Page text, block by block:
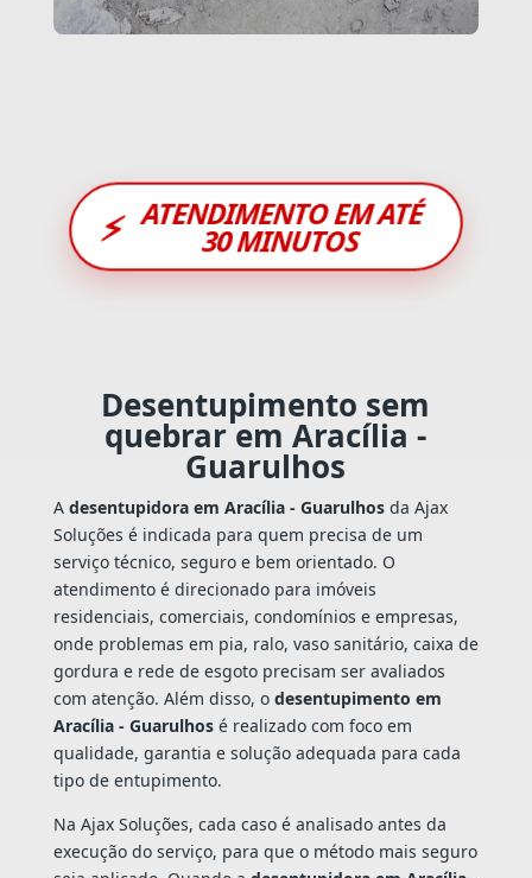
⚡ ATENDIMENTO EM ATÉ
30 MINUTOS
Desentupimento sem
quebrar em Aracília -
Guarulhos
A desentupidora em Aracília - Guarulhosda Ajax
Soluções é indicada para quem precisa de um
serviço técnico, seguro e bem orientado. O
atendimento é direcionado para imóveis
residenciais, comerciais, condomínios e empresas,
onde problemas em pia, ralo, vaso sanitário, caixa de
gordura e rede de esgoto precisam ser avaliados
com atenção. Além disso, o desentupimento em
Aracília - Guarulhosé realizado com foco em
qualidade, garantia e solução adequada para cada
tipo de entupimento.
Na Ajax Soluções, cada caso é analisado antes da
execução do serviço, para que o método mais seguro